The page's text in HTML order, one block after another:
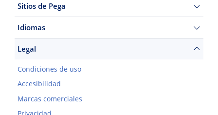
Sitios de Pega
Idiomas
Legal
Condiciones de uso
Accesibilidad
Marcas comerciales